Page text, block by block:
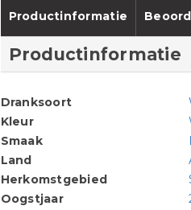
Productinformatie
Productinformatie
Dranksoort
Kleur
Smaak
Land
Herkomstgebied
Oogstjaar